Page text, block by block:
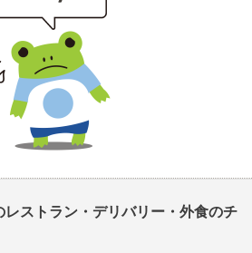
ストラン・デリバリー・外食のチ